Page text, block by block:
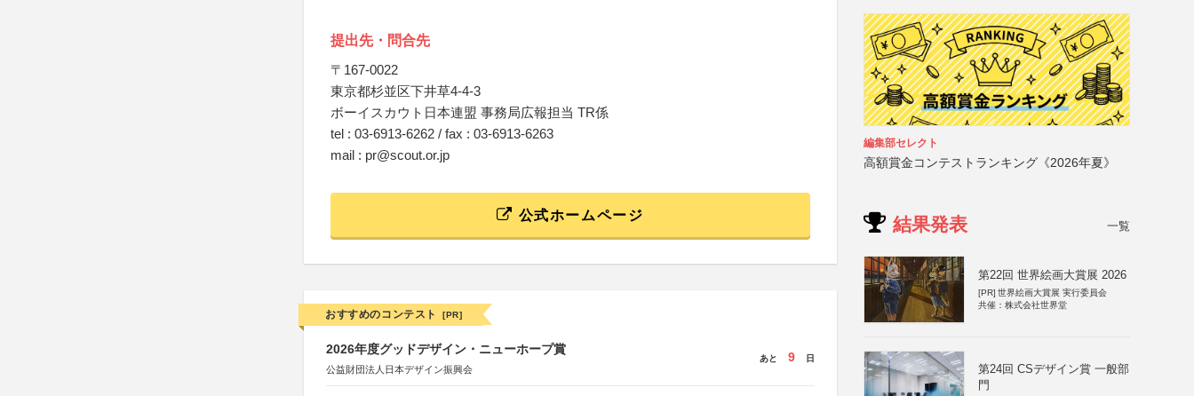
提出先・問合先
〒167-0022
東京都杉並区下井草4-4-3
ボーイスカウト日本連盟 事務局広報担当 TR係
tel : 03-6913-6262 / fax : 03-6913-6263
mail : pr@scout.or.jp
公式ホームページ
おすすめのコンテスト [PR]
2026年度グッドデザイン・ニューホープ賞
公益財団法人日本デザイン振興会
あと 9 日
編集部セレクト
高額賞金コンテストランキング《2026年夏》
結果発表 一覧
第22回 世界絵画大賞展 2026
[PR] 世界絵画大賞展 実行委員会
共催：株式会社世界堂
第24回 CSデザイン賞 一般部
門